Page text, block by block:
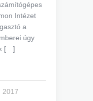
Intézet
a
úgy
[…]
2017